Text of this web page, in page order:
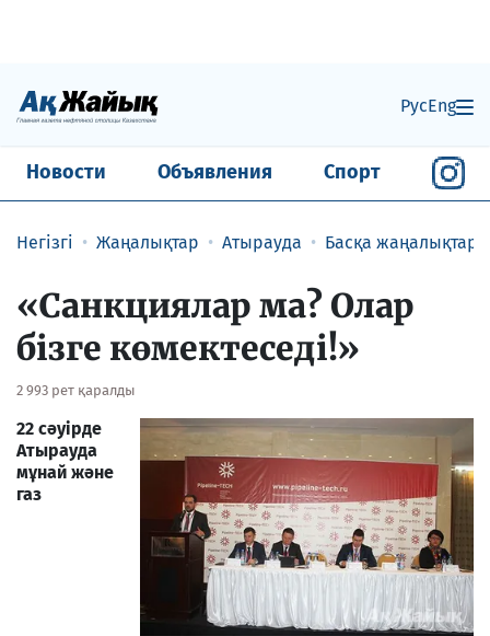
РусEng
Новости Объявления Спорт
Негізгі Жаңалықтар Атырауда Басқа жаңалықтар
«Санкциялар ма? Олар
бізге көмектеседі!»
2 993 рет қаралды
22 сәуірде
Атырауда
мұнай және
газ